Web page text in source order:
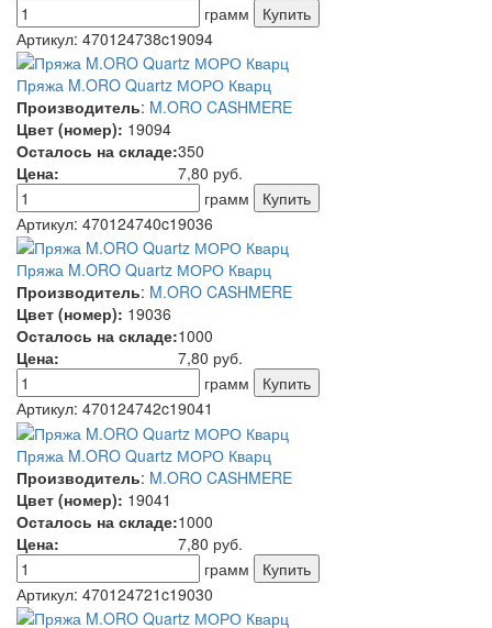
грамм
Артикул: 470124738c19094
Пряжа M.ORO Quartz МОРО Кварц
Производитель: M.ORO CASHMERE
Цвет (номер): 19094
Осталось на складе:350
Цена:
7,80 руб.
грамм
Артикул: 470124740c19036
Пряжа M.ORO Quartz МОРО Кварц
Производитель: M.ORO CASHMERE
Цвет (номер): 19036
Осталось на складе:1000
Цена:
7,80 руб.
грамм
Артикул: 470124742c19041
Пряжа M.ORO Quartz МОРО Кварц
Производитель: M.ORO CASHMERE
Цвет (номер): 19041
Осталось на складе:1000
Цена:
7,80 руб.
грамм
Артикул: 470124721c19030